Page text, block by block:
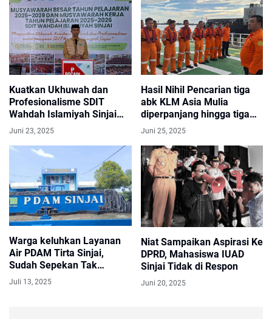
Kuatkan Ukhuwah dan
Profesionalisme SDIT
Wahdah Islamiyah Sinjai
Sukses Gelar Musyawarah
Juni 23, 2025
Hasil Nihil Pencarian tiga
abk KLM Asia Mulia
diperpanjang hingga tiga
hari kedepan
Juni 25, 2025
Warga keluhkan Layanan
Air PDAM Tirta Sinjai,
Sudah Sepekan Tak
Mengalir
Juli 13, 2025
Niat Sampaikan Aspirasi Ke
DPRD, Mahasiswa IUAD
Sinjai Tidak di Respon
Juni 20, 2025